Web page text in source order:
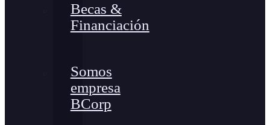
Becas &
Financiación
Somos
empresa
BCorp